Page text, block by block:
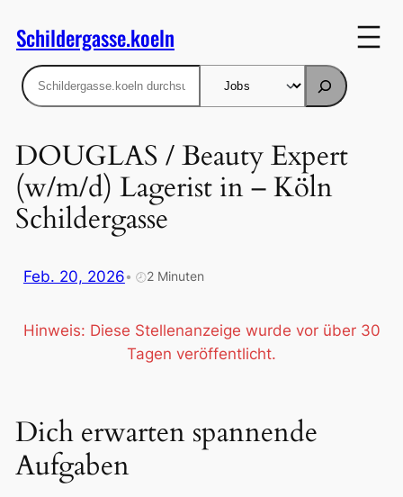
Inhalt
springen
Schildergasse.koeln
Suchen
DOUGLAS / Beauty Expert
(w/m/d) Lagerist in – Köln
Schildergasse
Feb. 20, 2026• 🕗2 Minuten
Hinweis: Diese Stellenanzeige wurde vor über 30
Tagen veröffentlicht.
Dich erwarten spannende
Aufgaben